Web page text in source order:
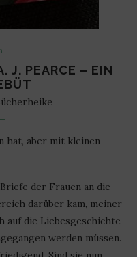
J. PEARCE – EIN
hat, aber mit kleinen
der Frauen an die
darüber kam, meiner
auf die Liebesgeschichte
werden müssen.